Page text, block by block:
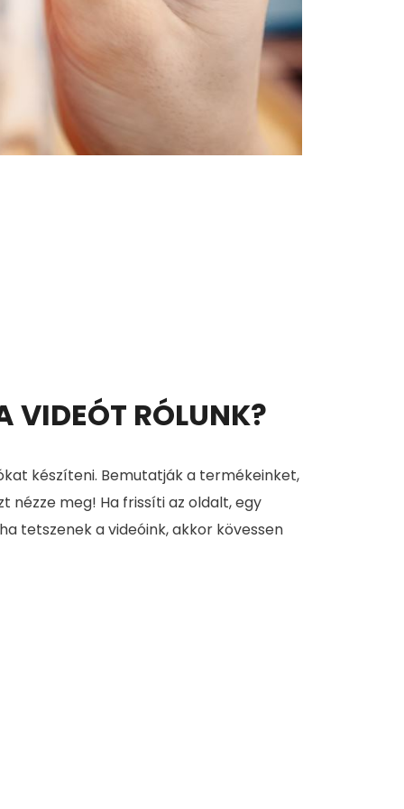
VIDEÓT RÓLUNK?
készíteni. Bemutatják a termékeinket,
nézze meg! Ha frissíti az oldalt, egy
tetszenek a videóink, akkor kövessen